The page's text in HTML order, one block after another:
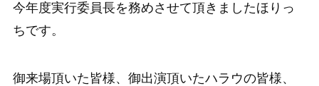
今年度実行委員長を務めさせて頂きましたほりっ
ちです。
御来場頂いた皆様、御出演頂いたハラウの皆様、